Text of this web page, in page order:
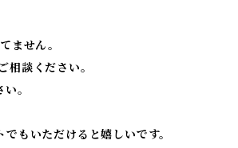
ません。
談ください。
。
もいただけると嬉しいです。